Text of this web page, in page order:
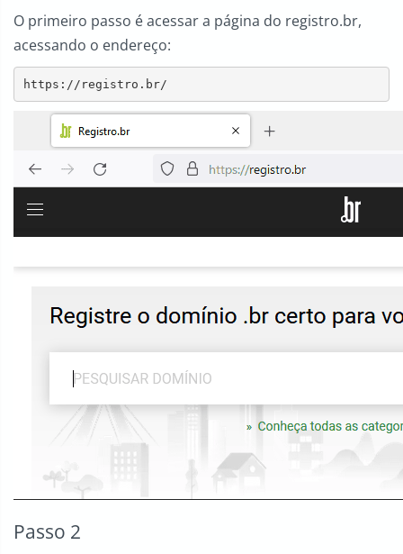
O primeiro passo é acessar a página do registro.br,
acessando o endereço:
https://registro.br/
Passo 2